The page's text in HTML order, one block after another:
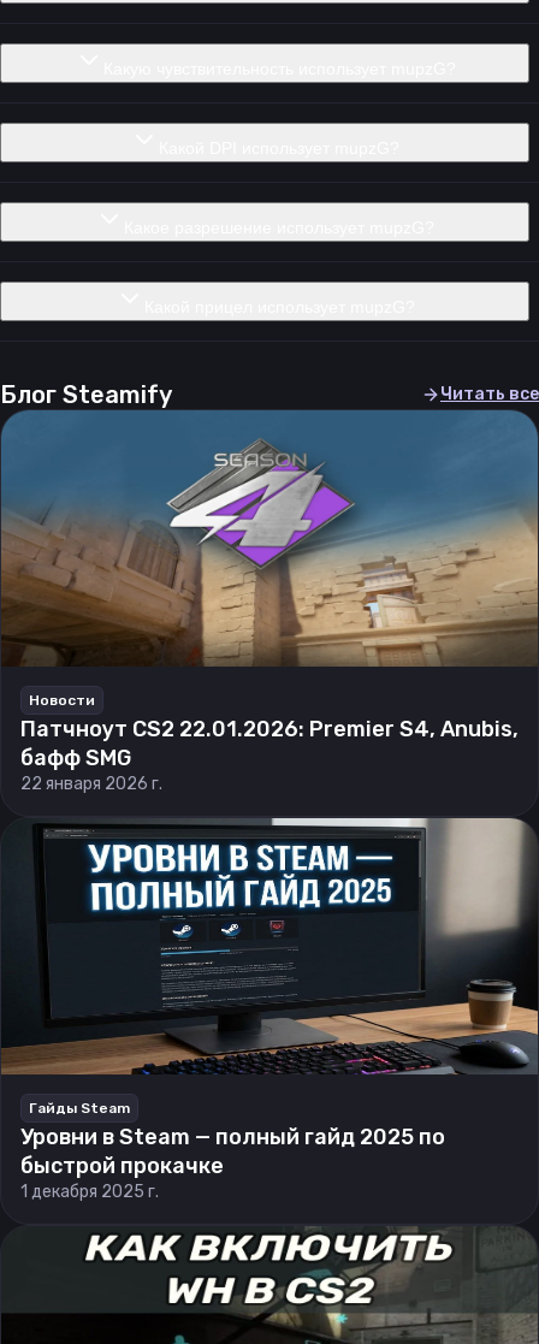
Блог Steamify Читать все
Новости
Патчноут CS2 22.01.2026: Premier S4, Anubis,
бафф SMG
22 января 2026 г.
Гайды Steam
Уровни в Steam — полный гайд 2025 по
быстрой прокачке
1 декабря 2025 г.